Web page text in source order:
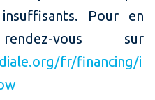
Pour en
vous sur
fr/financing/i